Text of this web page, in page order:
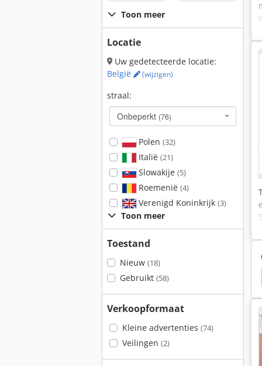
Toon meer
Locatie
Uw gedetecteerde locatie:
België
(wijzigen)
straal:
Onbeperkt (76)
Polen (32)
Italië (21)
Slowakije (5)
Roemenië (4)
Verenigd Koninkrijk (3)
Toon meer
Toestand
Nieuw (18)
Gebruikt (58)
Verkoopformaat
Kleine advertenties (74)
Veilingen (2)
Landini Ghibli 80 Same Panther 90